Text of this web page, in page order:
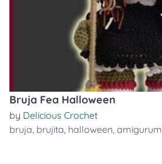
Bruja Fea Halloween
by Delicious Crochet
bruja, brujita, halloween,